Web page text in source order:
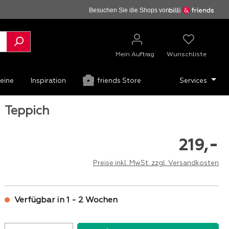
Besuchen Sie die Shops von
Mein Auftrag Wunschliste
Inspiration friends Store Services
Teppich
219,-
Preise inkl. MwSt. zzgl. Versandkosten
Verfügbar in 1 - 2 Wochen